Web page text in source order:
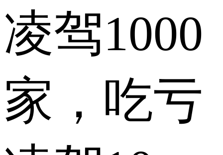
凌驾1000
家，吃亏